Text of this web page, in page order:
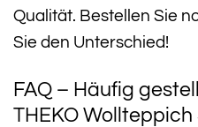
Qualität. Bestellen Sie
Sie den Unterschied!
FAQ – Häufig
THEKO